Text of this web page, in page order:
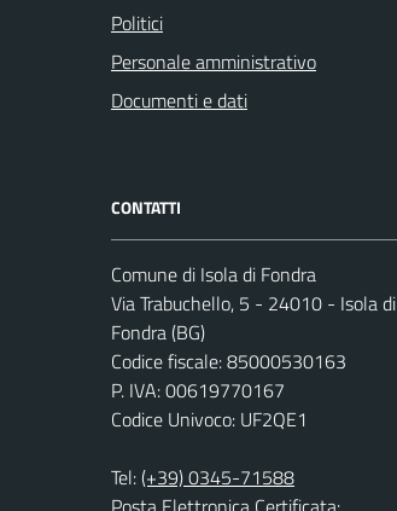
Politici
Personale amministrativo
Documenti e dati
CONTATTI
Comune di Isola di Fondra
Via Trabuchello, 5 - 24010 - Isola di
Fondra (BG)
Codice fiscale: 85000530163
P. IVA: 00619770167
Codice Univoco: UF2QE1
Tel:(+39) 0345-71588